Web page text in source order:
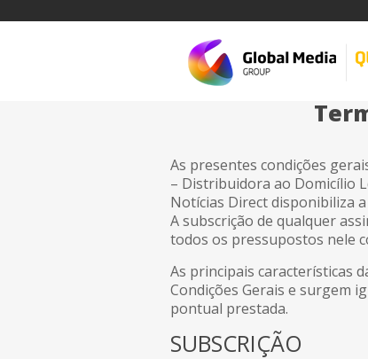
As presentes condições
– Distribuidora ao Domicílio
Notícias Direct disponibiliza
A subscrição de qualquer
todos os pressupostos nele
As principais características
Condições Gerais e surgem
pontual prestada.
SUBSCRIÇÃO